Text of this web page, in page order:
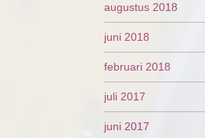
augustus 2018
juni 2018
februari 2018
juli 2017
juni 2017